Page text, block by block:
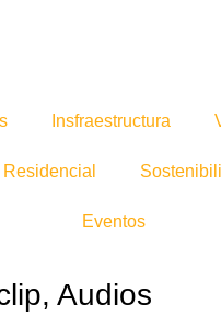
Insfraestructura
Residencial
Eventos
, Audios